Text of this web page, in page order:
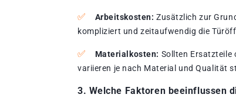
Arbeitskosten: Zusätzlich zur
kompliziert und zeitaufwendig die
Materialkosten: Sollten Ersatzteile
variieren je nach Material und Qualität
3. Welche Faktoren beeinflussen